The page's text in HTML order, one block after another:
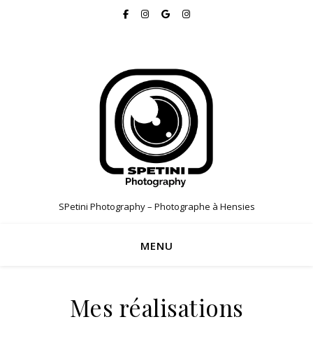
SPetini Photography – Photographe à Hensies
MENU
Mes réalisations